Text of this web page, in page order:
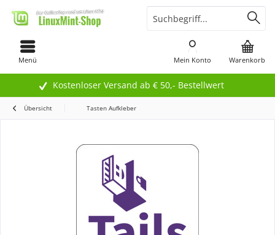
Kostenloser Versand ab € 50,- Bestellwert
Menü Warenkorb
Mein Konto
Übersicht Tasten Aufkleber